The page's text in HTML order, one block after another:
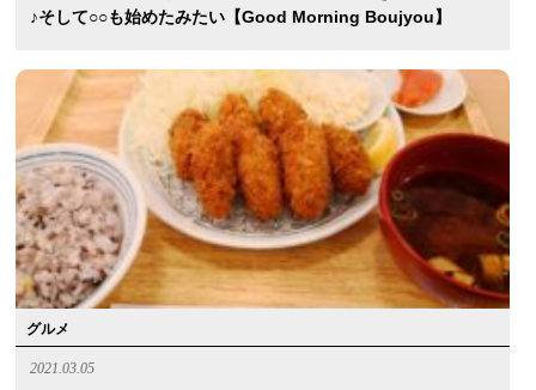
♪そして○○も始めたみたい【Good Morning Boujyou】
グルメ
2021.03.05